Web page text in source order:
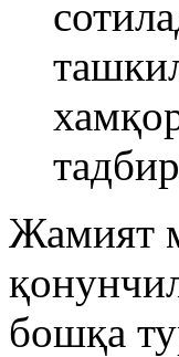
Жамият
бошқа